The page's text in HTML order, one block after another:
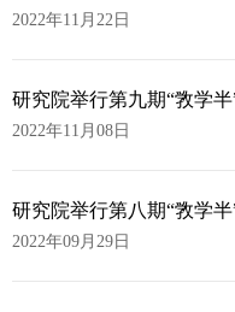
2022年11月22日
研究院举行第九期“敩学
2022年11月08日
研究院举行第八期“敩学
2022年09月29日